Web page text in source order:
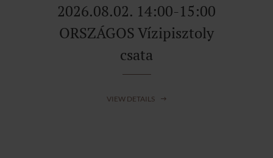
2026.08.02. 14:00-15:00
ORSZÁGOS Vízipisztoly
csata
VIEW DETAILS